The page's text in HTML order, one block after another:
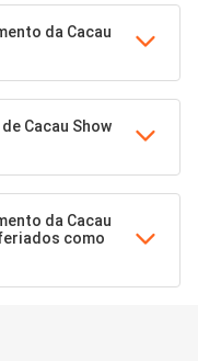
da Cacau
Cacau Show
da Cacau
como